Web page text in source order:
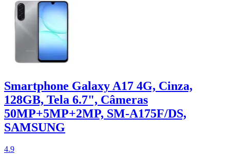
Smartphone Galaxy A17 4G, Cinza,
128GB, Tela 6.7", Câmeras
50MP+5MP+2MP, SM-A175F/DS,
SAMSUNG
4.9